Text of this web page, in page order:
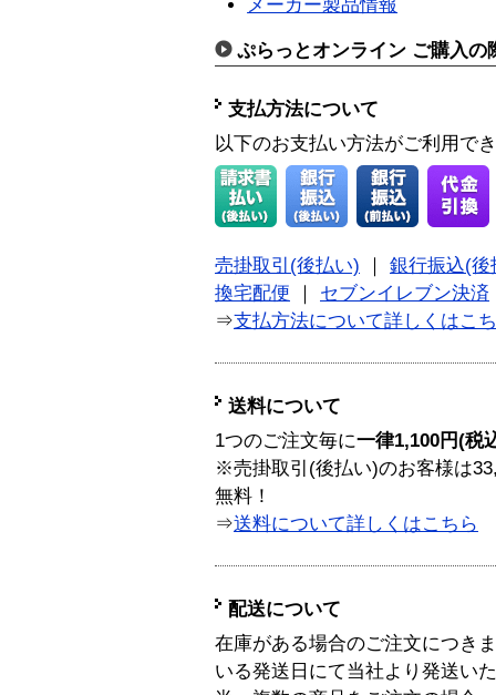
メーカー製品情報
ぷらっとオンライン ご購入の
支払方法について
以下のお支払い方法がご利用で
売掛取引(後払い)
銀行振込(後
換宅配便
セブンイレブン決済
⇒支払方法について詳しくはこ
送料について
1つのご注文毎に一律1,100円(税
※売掛取引(後払い)のお客様は
無料！
⇒送料について詳しくはこちら
配送について
在庫がある場合のご注文につき
いる発送日にて当社より発送い